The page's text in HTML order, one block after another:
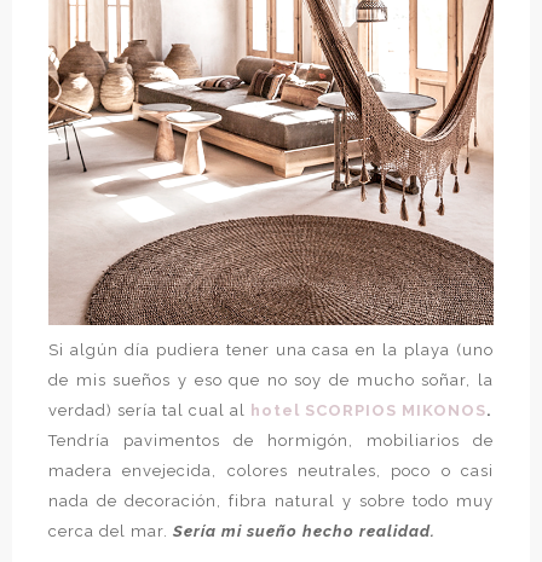
Si algún día pudiera tener una casa en la playa (uno
de mis sueños y eso que no soy de mucho soñar, la
verdad) sería tal cual al hotel SCORPIOS MIKONOS.
Tendría pavimentos de hormigón, mobiliarios de
madera envejecida, colores neutrales, poco o casi
nada de decoración, fibra natural y sobre todo muy
cerca del mar. Sería mi sueño hecho realidad.